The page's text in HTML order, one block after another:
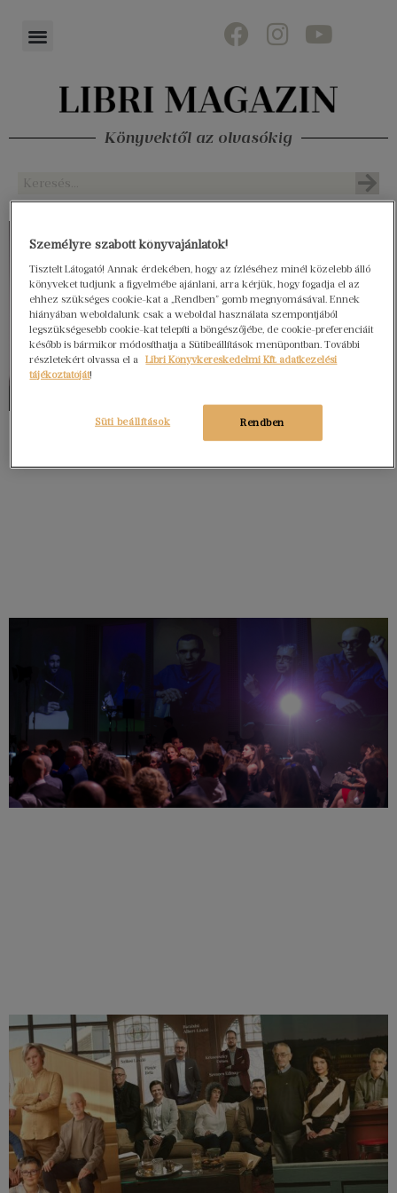
Könyvektől az olvasókig
Személyre szabott könyvajánlatok!
Tisztelt Látogató! Annak érdekében, hogy az ízléséhez minél közelebb álló
könyveket tudjunk a figyelmébe ajánlani, arra kérjük, hogy fogadja el az
ehhez szükséges cookie-kat a „Rendben” gomb megnyomásával. Ennek
hiányában weboldalunk csak a weboldal használata szempontjából
legszükségesebb cookie-kat telepíti a böngészőjébe, de cookie-preferenciáit
később is bármikor módosíthatja a Sütibeállítások menüpontban. További
részletekért olvassa el a
Libri Könyvkereskedelmi Kft. adatkezelési
tájékoztatóját!
Rendben
Süti beállítások